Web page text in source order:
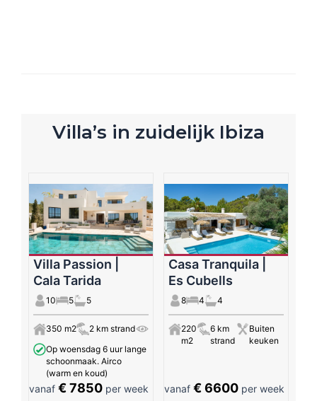
Villa’s in zuidelijk Ibiza
Villa Passion |
Cala Tarida
10 5 5
350 m2
2 km strand
Op woensdag 6 uur lange
schoonmaak. Airco
(warm en koud)
vanaf € 7850 per week
Casa Tranquila |
Es Cubells
8 4 4
220
m2
6 km
strand
Buiten
keuken
vanaf€ 6600 per week